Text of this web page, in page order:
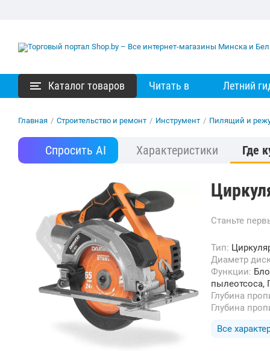
Каталог товаров Читать в Летний
Главная / Строительство и ремонт / Инструмент / Пилящий и
Спросить AI Характеристики Где
Станьте
Тип:
Диаметр
Функции:
пылеотсоса,
Глубина
Глубина
Все